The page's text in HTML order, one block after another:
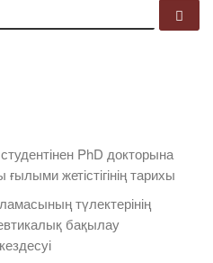
PhD докторына
жетістігінің тарихы
түлектерінің
бақылау